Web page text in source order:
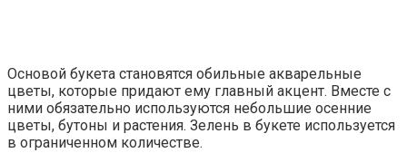
Основой букета становятся обильные акварельные
цветы, которые придают ему главный акцент. Вместе с
ними обязательно используются небольшие осенние
цветы, бутоны и растения. Зелень в букете используется
в ограниченном количестве.